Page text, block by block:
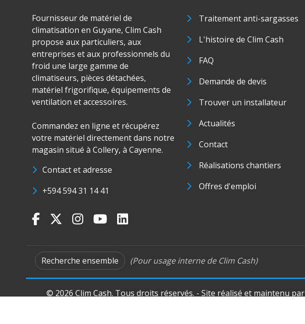
Fournisseur de matériel de
climatisation en Guyane, Clim Cash
propose aux particuliers, aux
entreprises et aux professionnels du
froid une large gamme de
climatiseurs, pièces détachées,
matériel frigorifique, équipements de
ventilation et accessoires.
Commandez en ligne et récupérez
votre matériel directement dans notre
magasin situé à Collery, à Cayenne.
Contact et adresse
+594 594 31 14 41
Traitement anti-sargasses
L'histoire de Clim Cash
FAQ
Demande de devis
Trouver un installateur
Actualités
Contact
Réalisations chantiers
Offres d'emploi
Recherche ensemble (Pour usage interne de Clim Cash)
© 2026 Clim Cash. Tous droits réservés. - Site réalisé et maintenu par